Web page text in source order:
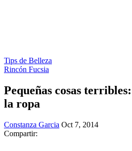
Tips de Belleza
Rincón Fucsia
Pequeñas cosas
la ropa
Constanza Garcia Oct 7, 2014
Compartir: